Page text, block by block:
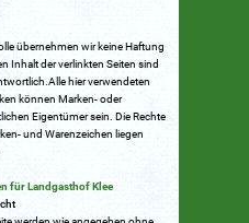
übernehmen wir keine Haftung
Inhalt der verlinkten Seiten sind
hier verwendeten
können Marken- oder
Eigentümer sein. Die Rechte
und Warenzeichen liegen
für Landgasthof Klee